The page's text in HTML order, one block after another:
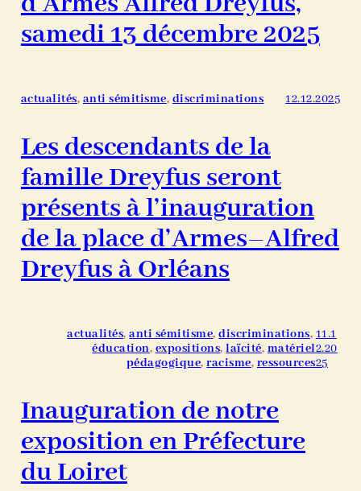
samedi 13 décembre 2025
actualités, anti sémitisme, discriminations 12.12.2025
Les descendants de la
famille Dreyfus seront
présents à l’inauguration
de la place d’Armes–Alfred
Dreyfus à Orléans
actualités, anti sémitisme, discriminations
éducation, expositions, laïcité, matériel
pédagogique, racisme, ressources
11.1
2.20
25
Inauguration de notre
exposition en Préfecture
du Loiret